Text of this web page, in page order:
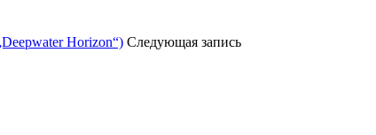
Horizon“) Следующая запись